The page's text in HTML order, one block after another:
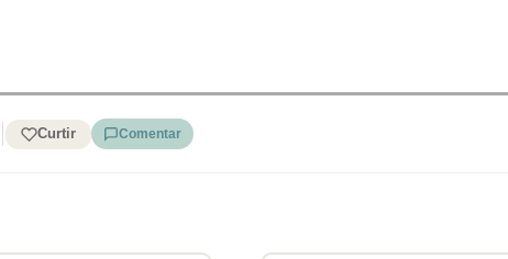
Curtir Comentar